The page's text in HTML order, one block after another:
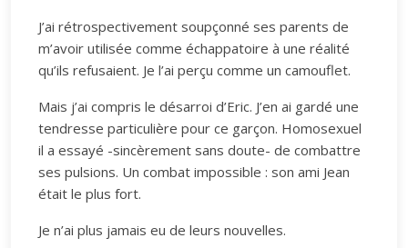
J’ai rétrospectivement soupçonné ses parents de
m’avoir utilisée comme échappatoire à une réalité
qu’ils refusaient. Je l’ai perçu comme un camouflet.
Mais j’ai compris le désarroi d’Eric. J’en ai gardé une
tendresse particulière pour ce garçon. Homosexuel
il a essayé -sincèrement sans doute- de combattre
ses pulsions. Un combat impossible : son ami Jean
était le plus fort.
Je n’ai plus jamais eu de leurs nouvelles.